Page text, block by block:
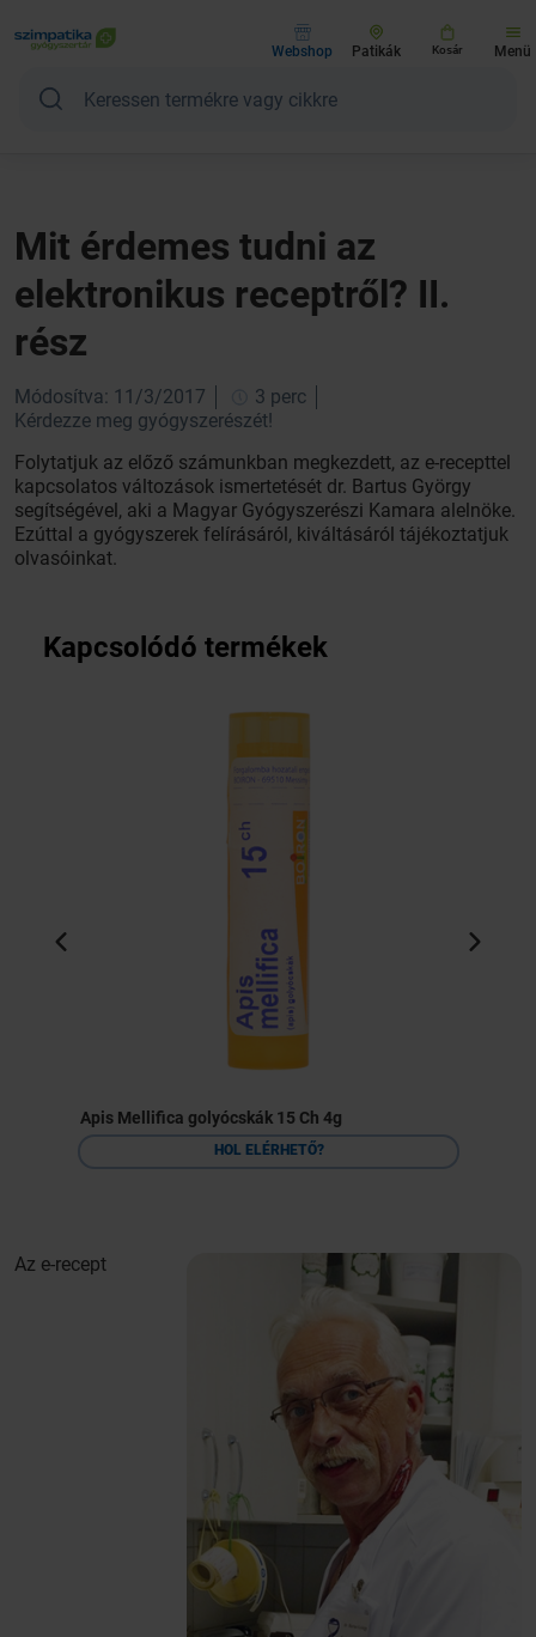
Webshop Patikák Kosár Menü
Mit érdemes tudni az
elektronikus receptről? II.
rész
Módosítva: 11/3/2017
3 perc
Kérdezze meg gyógyszerészét!
Folytatjuk az előző számunkban megkezdett, az e-recepttel
kapcsolatos változások ismertetését dr. Bartus György
segítségével, aki a Magyar Gyógyszerészi Kamara alelnöke.
Ezúttal a gyógyszerek felírásáról, kiváltásáról tájékoztatjuk
olvasóinkat.
Kapcsolódó termékek
Apis Mellifica golyócskák 15 Ch 4g
HOL ELÉRHETŐ?
Az e-recept